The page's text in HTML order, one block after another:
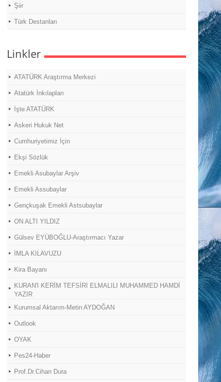
Şiir
Türk Destanları
Linkler
ATATÜRK Araştırma Merkezi
Atatürk İnkılapları
İşte ATATÜRK
Askeri Hukuk Net
Cumhuriyetimiz İçin
Ekşi Sözlük
Emekli Asubaylar Arşiv
Emekli Assubaylar
Gençkuşak Emekli Astsubaylar
ON ALTI YILDIZ
Gülsev EYÜBOĞLU-Araştırmacı Yazar
İMLA KILAVUZU
Kira Bayanı
KURAN'I KERİM TEFSİRİ ELMALILI MUHAMMED HAMDİ
YAZIR
Kurumsal Aktarım-Metin AYDOĞAN
Outlook
OYAK
Pes24-Haber
Prof.Dr.Cihan Dura